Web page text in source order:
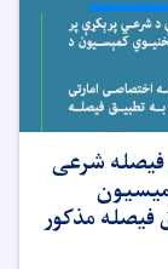
فیصله شرعی
مذکور